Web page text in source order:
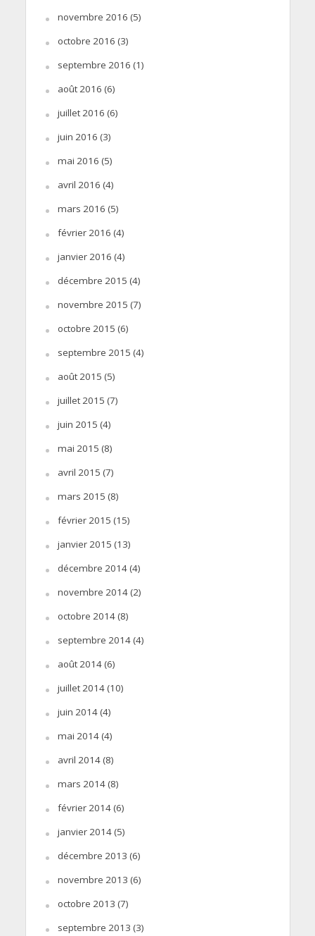
novembre 2016 (5)
octobre 2016 (3)
septembre 2016 (1)
août 2016 (6)
juillet 2016 (6)
juin 2016 (3)
mai 2016 (5)
avril 2016 (4)
mars 2016 (5)
février 2016 (4)
janvier 2016 (4)
décembre 2015 (4)
novembre 2015 (7)
octobre 2015 (6)
septembre 2015 (4)
août 2015 (5)
juillet 2015 (7)
juin 2015 (4)
mai 2015 (8)
avril 2015 (7)
mars 2015 (8)
février 2015 (15)
janvier 2015 (13)
décembre 2014(4)
novembre 2014(2)
octobre 2014(8)
septembre 2014(4)
août 2014(6)
juillet 2014(10)
juin 2014(4)
mai 2014(4)
avril 2014(8)
mars 2014(8)
février 2014(6)
janvier 2014(5)
décembre 2013 (6)
novembre 2013 (6)
octobre 2013 (7)
septembre 2013 (3)